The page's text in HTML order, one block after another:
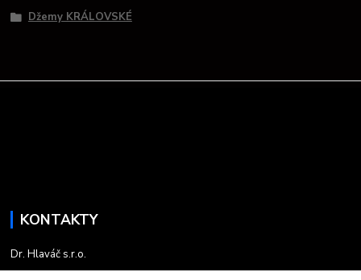
Džemy KRÁLOVSKÉ
KONTAKTY
Dr. Hlaváč s.r.o.